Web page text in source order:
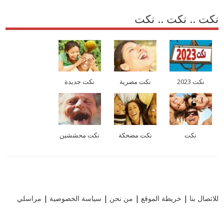
نكت .. نكت .. نكت
نكت 2023 نكت مصرية نكت جديدة
نكت نكت مضحكة نكت محششين
للاتصال بنا | خريطة الموقع | من نحن | سياسة الخصوصية | مراسلي